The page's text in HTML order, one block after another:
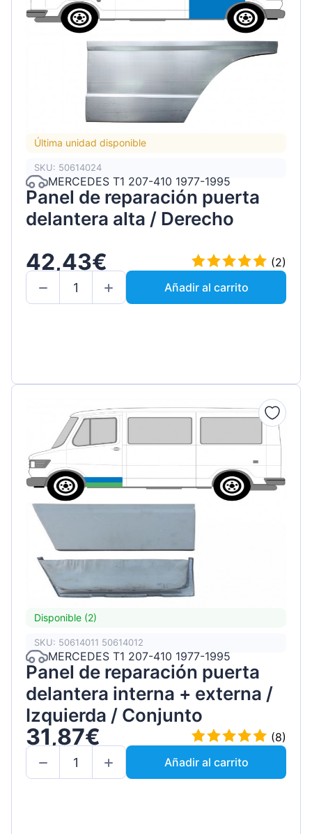
Última unidad disponible
SKU: 50614024
MERCEDES T1 207-410 1977-1995
Panel de reparación puerta
delantera alta / Derecho
42,43€
(2)
Añadir al carrito
Disponible (2)
SKU: 50614011 50614012
MERCEDES T1 207-410 1977-1995
Panel de reparación puerta
delantera interna + externa /
Izquierda / Conjunto
31,87€
(8)
Añadir al carrito